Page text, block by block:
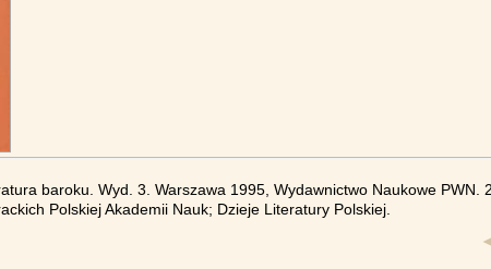
baroku. Wyd. 3. Warszawa 1995, Wydawnictwo Naukowe PWN.
Polskiej Akademii Nauk; Dzieje Literatury Polskiej.